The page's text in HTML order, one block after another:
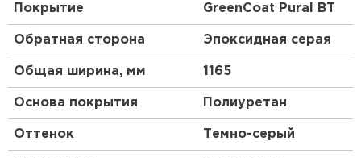
Покрытие GreenCoat Pural BT
Обратная сторона Эпоксидная серая
Общая ширина, мм 1165
Основа покрытия Полиуретан
Оттенок Темно-серый